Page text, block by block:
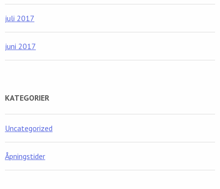
juli 2017
juni 2017
KATEGORIER
Uncategorized
Åpningstider